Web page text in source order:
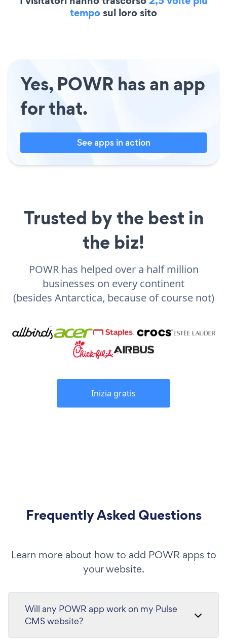
temposul loro sito
Yes, POWR has an app
for that.
See apps in action
Trusted by the best in
the biz!
POWR has helped over a half million
businesses on every continent
(besides Antarctica, because of course not)
Inizia gratis
Frequently Asked Questions
Learn more about how to add POWR apps to
your website.
Will any POWR app work on my Pulse
CMS website?